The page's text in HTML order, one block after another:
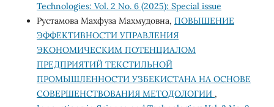
Technologies: Vol. 2 No. 6 (2025): Special issue
Рустамова Махфуза Махмудовна, ПОВЫШЕНИЕ
ЭФФЕКТИВНОСТИ УПРАВЛЕНИЯ
ЭКОНОМИЧЕСКИМ ПОТЕНЦИАЛОМ
ПРЕДПРИЯТИЙ ТЕКСТИЛЬНОЙ
ПРОМЫШЛЕННОСТИ УЗБЕКИСТАНА НА ОСНОВЕ
СОВЕРШЕНСТВОВАНИЯ МЕТОДОЛОГИИ ,